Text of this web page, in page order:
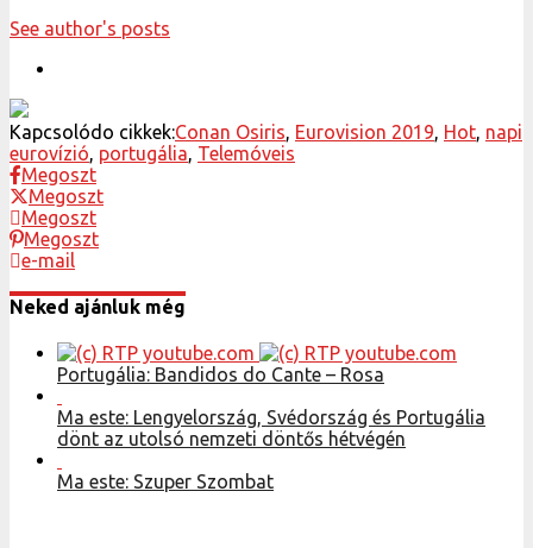
See author's posts
Kapcsolódo cikkek:Conan Osiris Eurovision 2019 Hot napi
eurovízió portugália Telemóveis
Megoszt
Megoszt
Megoszt
Megoszt
e-mail
Neked ajánluk még
Portugália: Bandidos do Cante – Rosa
Ma este: Lengyelország, Svédország és Portugália
dönt az utolsó nemzeti döntős hétvégén
Ma este: Szuper Szombat